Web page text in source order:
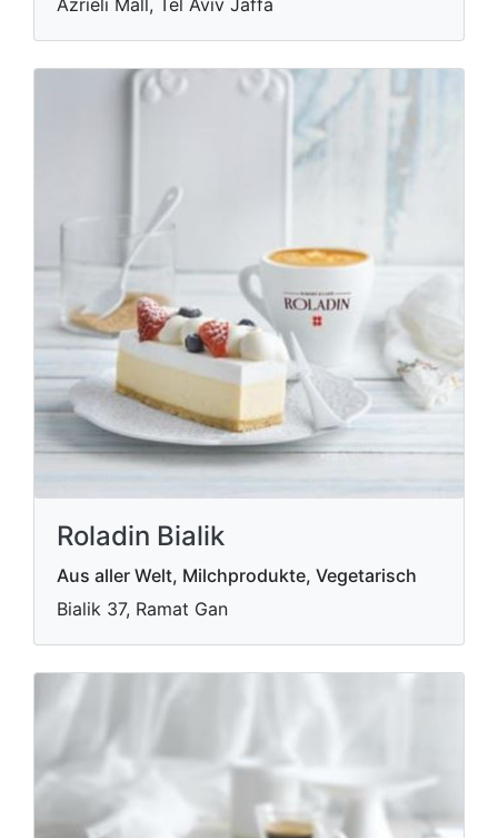
Azrieli Mall, Tel Aviv Jaffa
Roladin Bialik
Aus aller Welt, Milchprodukte, Vegetarisch
Bialik 37, Ramat Gan